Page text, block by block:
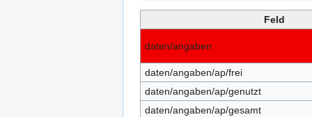
Feld
daten/angaben
daten/angaben/ap/frei
daten/angaben/ap/genutzt
daten/angaben/ap/gesamt